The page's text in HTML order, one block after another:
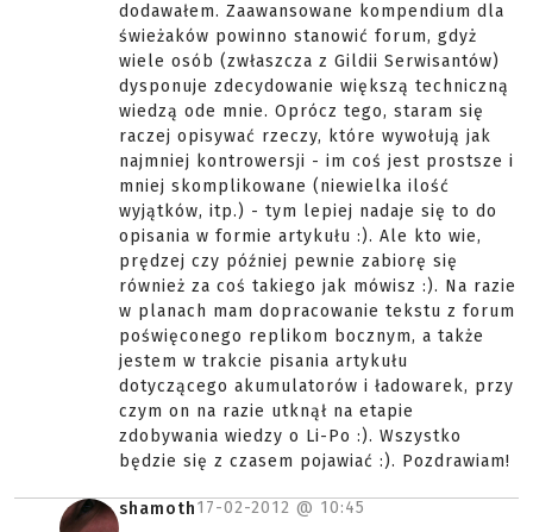
dodawałem. Zaawansowane kompendium dla
świeżaków powinno stanowić forum, gdyż
wiele osób (zwłaszcza z Gildii Serwisantów)
dysponuje zdecydowanie większą techniczną
wiedzą ode mnie. Oprócz tego, staram się
raczej opisywać rzeczy, które wywołują jak
najmniej kontrowersji - im coś jest prostsze i
mniej skomplikowane (niewielka ilość
wyjątków, itp.) - tym lepiej nadaje się to do
opisania w formie artykułu :). Ale kto wie,
prędzej czy później pewnie zabiorę się
również za coś takiego jak mówisz :). Na razie
w planach mam dopracowanie tekstu z forum
poświęconego replikom bocznym, a także
jestem w trakcie pisania artykułu
dotyczącego akumulatorów i ładowarek, przy
czym on na razie utknął na etapie
zdobywania wiedzy o Li-Po :). Wszystko
będzie się z czasem pojawiać :). Pozdrawiam!
shamoth17-02-2012 @ 10:45